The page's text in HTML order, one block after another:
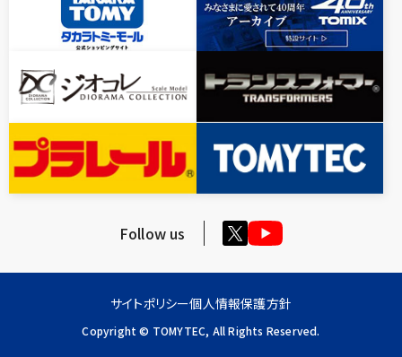
Follow us
サイトポリシー個人情報保護方針
Copyright © TOMYTEC, All Rights Reserved.